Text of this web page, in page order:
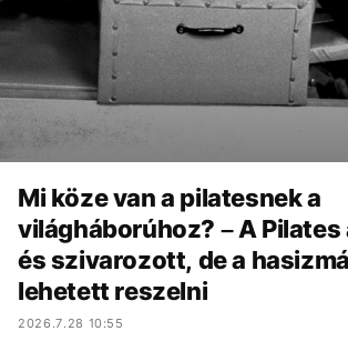
Mi köze van a pilatesnek a
világháborúhoz? – A
és szivarozott, de a
lehetett reszelni
2026.7.28 10:55